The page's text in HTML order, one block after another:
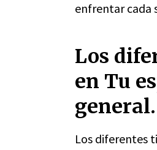
enfrentar cada
Los
en Tu
general.
Los diferentes